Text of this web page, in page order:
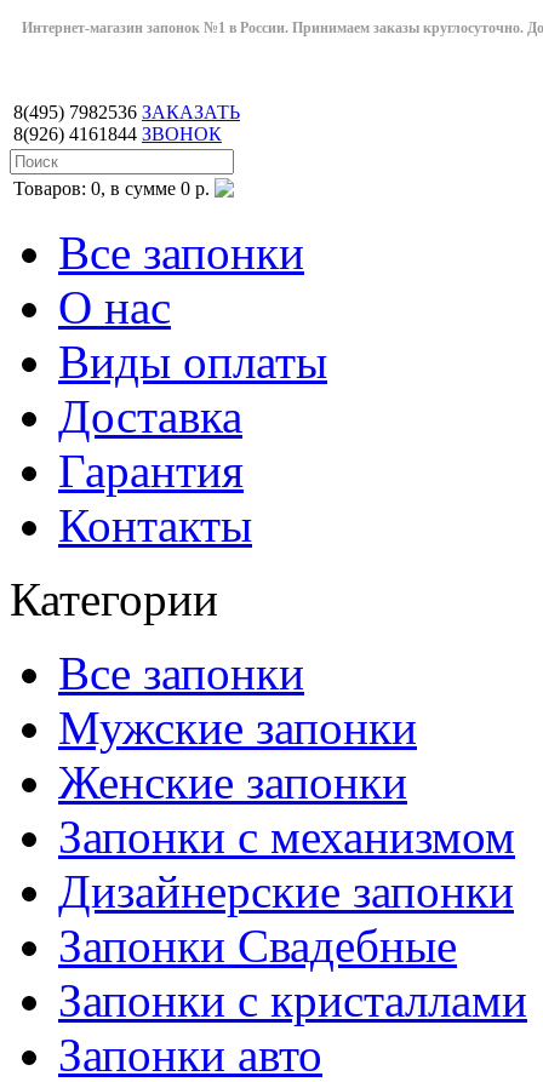
Интернет-магазин запонок №1 в России. Принимаем заказы круглосуточно.
8(495) 7982536
8(926) 4161844
ЗАКАЗАТЬ
ЗВОНОК
Товаров: 0, в сумме 0 р.
Все запонки
О нас
Виды оплаты
Доставка
Гарантия
Контакты
Категории
Все запонки
Мужские запонки
Женские запонки
Запонки с механизмом
Дизайнерские запонки
Запонки Свадебные
Запонки с кристаллами
Запонки авто